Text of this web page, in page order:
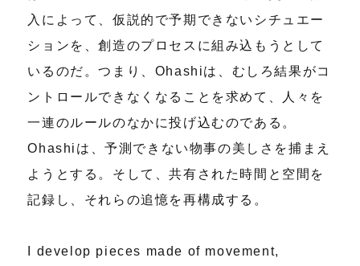
入によって、仮説的で予期できないシチュエー
ションを、創造のプロセスに組み込もうとして
いるのだ。つまり、Ohashiは、むしろ結果がコ
ントロールできなくなることを求めて、人々を
一連のルールのなかに投げ込むのである。
Ohashiは、予測できない物事の美しさを捕まえ
ようとする。そして、共有された時間と空間を
記録し、それらの追憶を再構成する。
I develop pieces made of movement,